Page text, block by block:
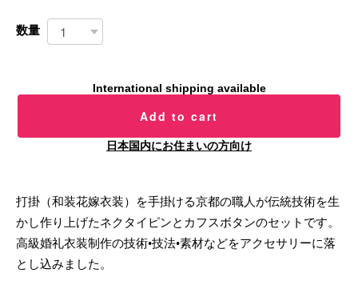
数量
International shipping available
Add to cart
日本国内にお住まいの方向け
打掛（和装花嫁衣装）を手掛ける京都の職人が伝統技術を生
かし作り上げたネクタイピンとカフスボタンのセットです。
高級婚礼衣装制作の技術•技法•素材などをアクセサリーに落
とし込みました。